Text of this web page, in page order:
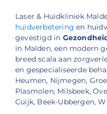
Laser & Huidkliniek
huidverbetering en
gevestigd in
in Malden, een modern
breed scala aan
en gespecialiseerde
Heumen, Nijmegen,
Plasmolen, Milsbeek,
Cuijk, Beek-Ubbergen,